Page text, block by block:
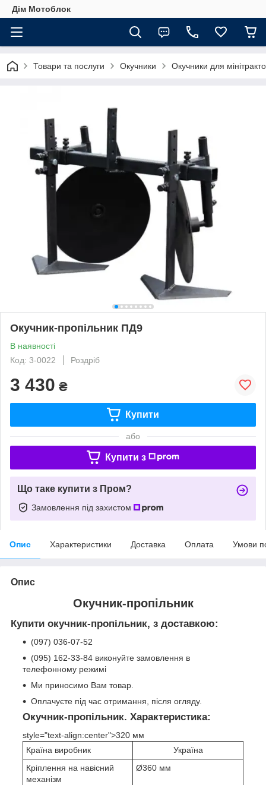
Дім Мотоблок
Товари та послуги Окучники Окучники для
Окучник-пропільник ПД9
В наявності
Код: 3-0022
Роздріб
3 430 ₴
Купити
або
Купити з
Що таке купити з Пром?
Замовлення під захистом
Опис Характеристики Доставка Оплата Умови
Опис
Окучник-пропільник
Купити окучник-пропільник, з доставкою:
(097) 036-07-52
(095) 162-33-84 виконуйте замовлення в
телефонному режимі
Ми приносимо Вам товар.
Оплачуєте під час отримання, після огляду.
Окучник-пропільник. Характеристика:
style="text-align:center">320 мм
Країна виробник
Україна
Кріплення на навісний
механізм
Ø360 мм